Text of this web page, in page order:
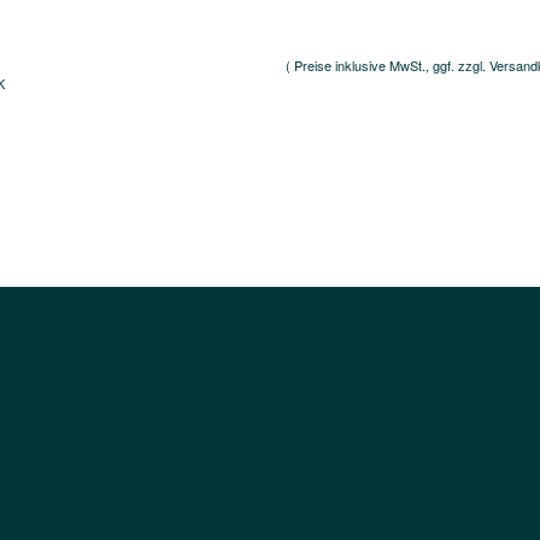
( Preise inklusive MwSt., ggf. zzgl.